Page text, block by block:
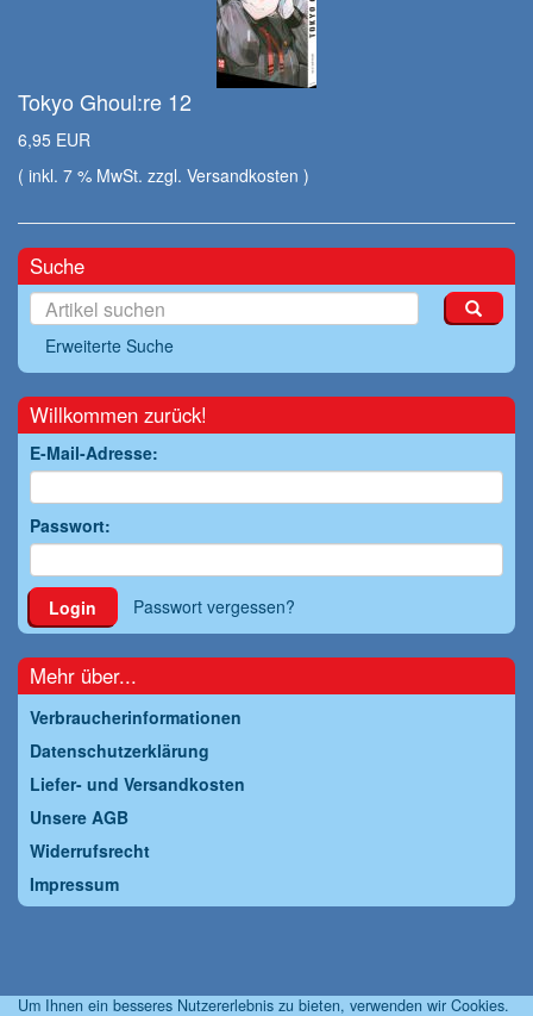
Tokyo Ghoul:re 12
6,95 EUR
( inkl. 7 % MwSt. zzgl. Versandkosten )
Suche
Erweiterte Suche
Willkommen zurück!
E-Mail-Adresse:
Passwort:
Login Passwort vergessen?
Mehr über...
Verbraucherinformationen
Datenschutzerklärung
Liefer- und Versandkosten
Unsere AGB
Widerrufsrecht
Impressum
Um Ihnen ein besseres Nutzererlebnis zu bieten, verwenden wir Cookies.